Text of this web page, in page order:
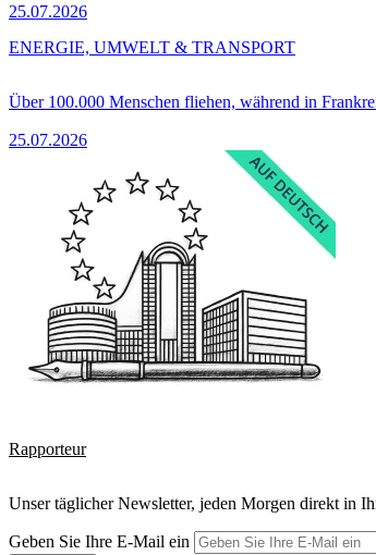
25.07.2026
Über 100.000 Menschen fliehen, während in
25.07.2026
ENERGIE, UMWELT & TRANSPORT
Rapporteur
Unser täglicher Newsletter, jeden Morgen direkt in
Geben Sie Ihre E-Mail ein